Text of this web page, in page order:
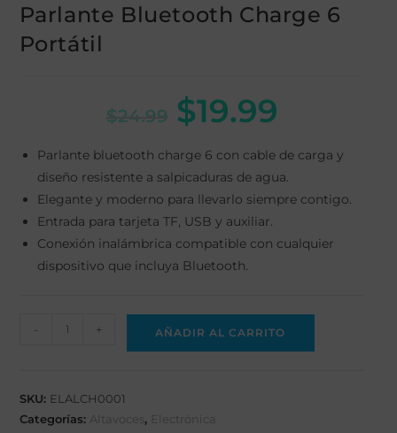
Parlante Bluetooth Charge 6
Portátil
$24.99 $19.99
Parlante bluetooth charge 6 con cable de carga y
diseño resistente a salpicaduras de agua.
Elegante y moderno para llevarlo siempre contigo.
Entrada para tarjeta TF, USB y auxiliar.
Conexión inalámbrica compatible con cualquier
dispositivo que incluya Bluetooth.
- + AÑADIR AL CARRITO
SKU: ELALCH0001
Categorías: Altavoces , Electrónica